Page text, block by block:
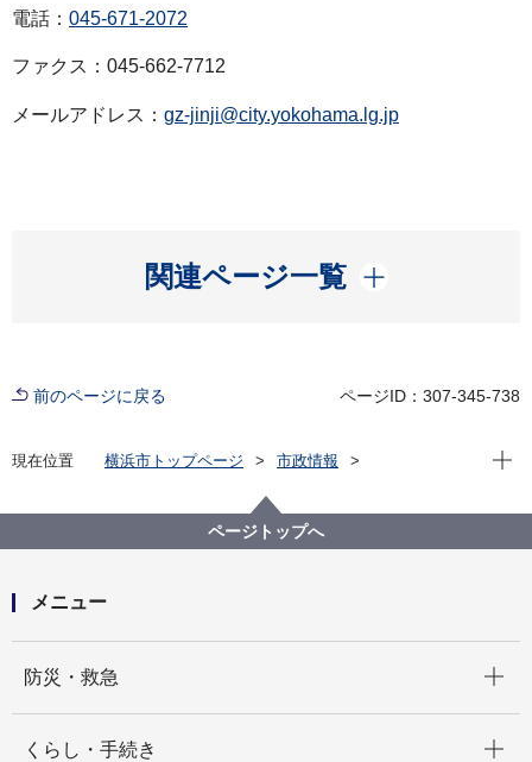
電話： 045-671-2072
ファクス：045-662-7712
メールアドレス： gz-jinji@city.yokohama.lg.jp
関連ページ一覧
開く
前のページに戻る ページID：307-345-738
現在位置 横浜市トップページ
市政情報
横浜市人事異動（令和3年5月19日付け）
現在
ページトップへ
メニュー
防災・救急
くらし・手続き